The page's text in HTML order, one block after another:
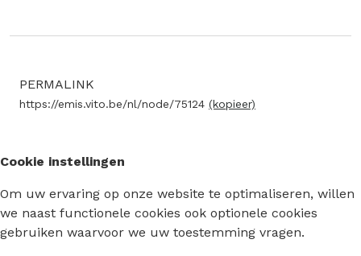
PERMALINK
https://emis.vito.be/nl/node/75124 (kopieer)
Cookie instellingen
Om uw ervaring op onze website te optimaliseren, willen
we naast functionele cookies ook optionele cookies
gebruiken waarvoor we uw toestemming vragen.